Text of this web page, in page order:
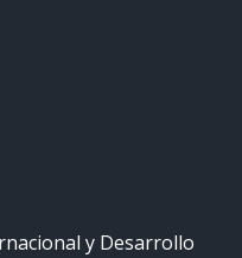
y Desarrollo